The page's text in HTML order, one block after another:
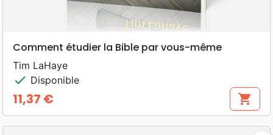
Comment étudier la Bible par vous-même
Tim LaHaye
check Disponible
Prix
11,37 € shopping_cart